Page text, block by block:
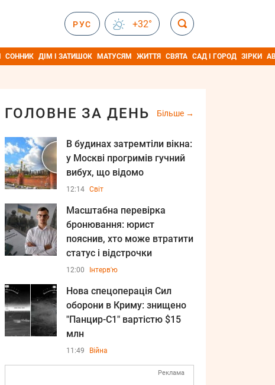
РУС +32°
СОННИК ДІМ І ЗАТИШОК МАТУСЯМ ЖИТТЯ СВЯТА САД І ГОРОД ЗІРКИ
ГОЛОВНЕ ЗА ДЕНЬ Більше
В будинах затремтіли вікна:
у Москві прогримів гучний
вибух, що відомо
12:14 Світ
Масштабна перевірка
бронювання: юрист
пояснив, хто може втратити
статус і відстрочки
12:00 Інтерв'ю
Нова спецоперація Сил
оборони в Криму: знищено
"Панцир-С1" вартістю $15
млн
11:49 Війна
Реклама